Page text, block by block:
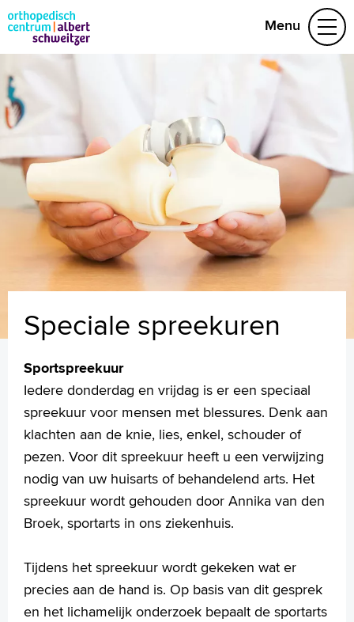
Menu
Behandelteam
Folders
(078) 652 32 70
Naar home asz.nl
MijnASz
Tekstgrootte A
Voorleesfunctie
Speciale spreekuren
Sportspreekuur
Iedere donderdag en vrijdag is er een speciaal
spreekuur voor mensen met blessures. Denk aan
klachten aan de knie, lies, enkel, schouder of
pezen. Voor dit spreekuur heeft u een verwijzing
nodig van uw huisarts of behandelend arts. Het
spreekuur wordt gehouden door Annika van den
Broek, sportarts in ons ziekenhuis.
Tijdens het spreekuur wordt gekeken wat er
precies aan de hand is. Op basis van dit gesprek
en het lichamelijk onderzoek bepaalt de sportarts